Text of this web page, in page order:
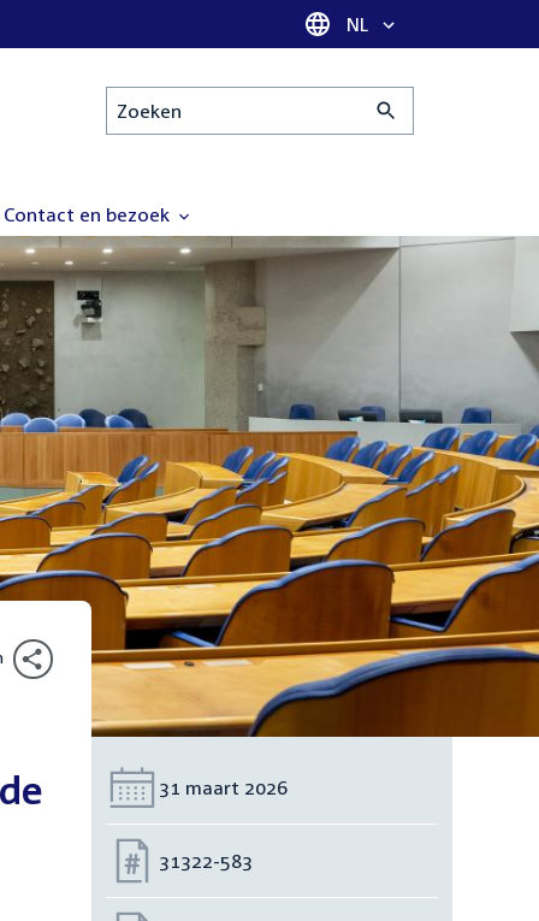
Taal selectie
NL
Zoeken
Contact en bezoek
Datum:
31 maart 2026
Nummer:
31322-583